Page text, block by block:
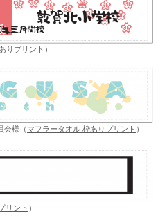
りプリント ）
会様（ マフラータオル 枠ありプリント ）
リント ）